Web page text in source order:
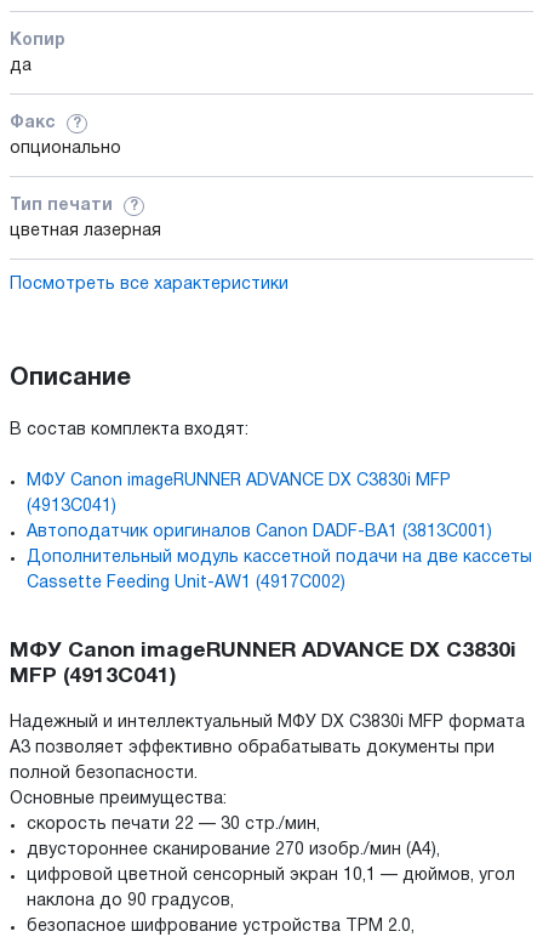
Копир
да
Факс ?
опционально
Тип печати ?
цветная лазерная
Посмотреть все характеристики
Описание
В состав комплекта входят:
МФУ Canon imageRUNNER ADVANCE DX C3830i MFP
(4913C041)
Автоподатчик оригиналов Canon DADF-BA1 (3813C001)
Дополнительный модуль кассетной подачи на две кассеты
Cassette Feeding Unit-AW1 (4917C002)
МФУ Canon imageRUNNER ADVANCE DX C3830i
MFP (4913C041)
Надежный и интеллектуальный МФУ DX C3830i MFP формата
А3 позволяет эффективно обрабатывать документы при
полной безопасности.
Основные преимущества:
скорость печати 22 — 30 стр./мин,
двустороннее сканирование 270 изобр./мин (А4),
цифровой цветной сенсорный экран 10,1 — дюймов, угол
наклона до 90 градусов,
безопасное шифрование устройства TPM 2.0,